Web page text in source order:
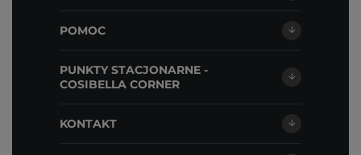
POMOC
PUNKTY STACJONARNE -
COSIBELLA CORNER
KONTAKT